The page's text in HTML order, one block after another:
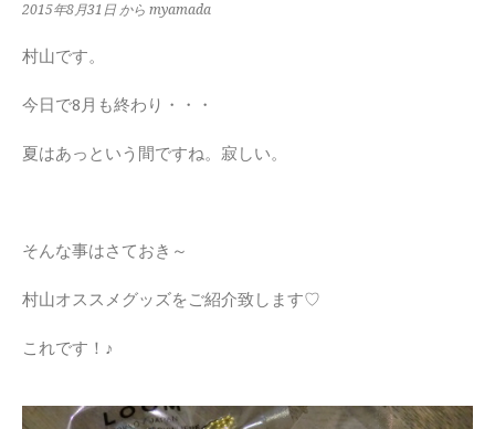
2015年8月31日 から myamada
村山です。
今日で8月も終わり・・・
夏はあっという間ですね。寂しい。
そんな事はさておき～
村山オススメグッズをご紹介致します♡
これです！♪